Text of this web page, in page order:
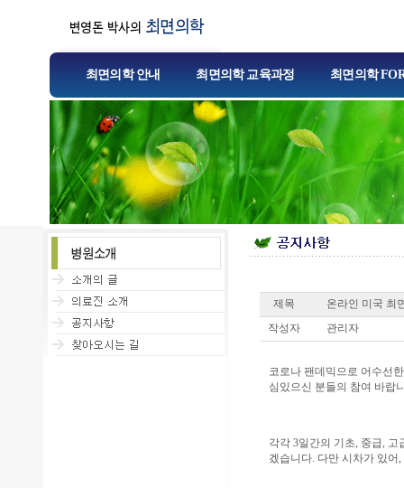
최면의학 안내 최면의학 교육과정 최면의학
제목
온라인 미국 최
작성자
관리자
코로나 팬데믹으로 어수선
심있으신 분들의 참여 바랍
각각 3일간의 기초, 중급,
겠습니다. 다만 시차가 있어